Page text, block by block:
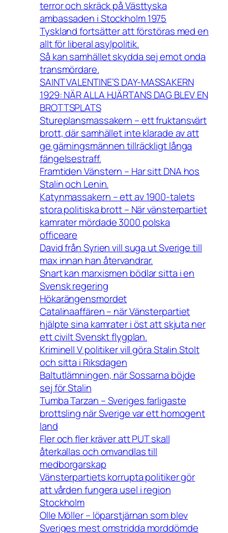
terror och skräck på Västtyska
ambassaden i Stockholm 1975
Tyskland fortsätter att förstöras med en
allt för liberal asylpolitik.
Så kan samhället skydda sej emot onda
transmördare.
SAINT VALENTINE’S DAY-MASSAKERN
1929: NÄR ALLA HJÄRTANS DAG BLEV EN
BROTTSPLATS
Stureplansmassakern – ett fruktansvärt
brott, där samhället inte klarade av att
ge gärningsmännen tillräckligt långa
fängelsestraff.
Framtiden Vänstern – Har sitt DNA hos
Stalin och Lenin.
Katynmassakern – ett av 1900-talets
stora politiska brott – När vänsterpartiet
kamrater mördade 3000 polska
officeare
David från Syrien vill suga ut Sverige till
max innan han återvandrar.
Snart kan marxismen bödlar sitta i en
Svensk regering
Hökarängensmordet
Catalinaaffären – när Vänsterpartiet
hjälpte sina kamrater i öst att skjuta ner
ett civilt Svenskt flygplan.
Kriminell V politiker vill göra Stalin Stolt
och sitta i Riksdagen
Baltutlämningen, när Sossarna böjde
sej för Stalin
Tumba Tarzan – Sveriges farligaste
brottsling när Sverige var ett homogent
land
Fler och fler kräver att PUT skall
återkallas och omvandlas till
medborgarskap
Vänsterpartiets korrupta politiker gör
att vården fungera usel i region
Stockholm
Olle Möller – löparstjärnan som blev
Sveriges mest omstridda morddömde